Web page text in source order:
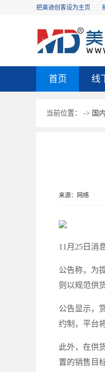
把美迪创客设为主页
首页 线
当前位置： -> 国
来源：网络
11月25日消
公告称，为
则以规范供
公告显示，
约制，平台
此外，在供
置的销售目